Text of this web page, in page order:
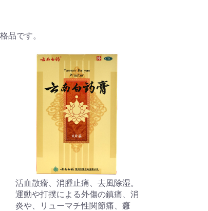
品です。
活血散瘉、消腫止痛、去風除湿。
運動や打撲による外傷の鎮痛、消
炎や、リューマチ性関節痛、癰